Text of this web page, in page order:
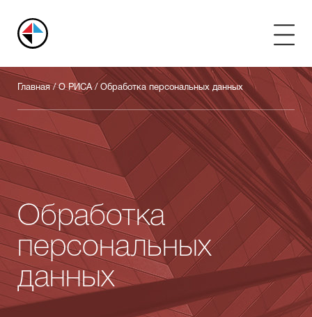
арбитражный
Главная / О РИСА / Обработка персональных данных
Обработка
персональных
данных